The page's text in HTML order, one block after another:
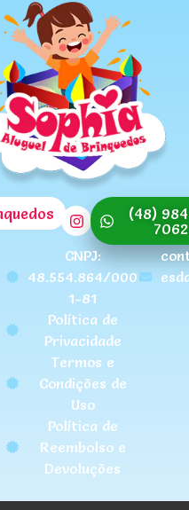
(48)
7062
CNPJ:
48.554.864/000
1-81
Política de
Privacidade
Termos e
Condições de
Uso
Política de
Reembolso e
Devoluções